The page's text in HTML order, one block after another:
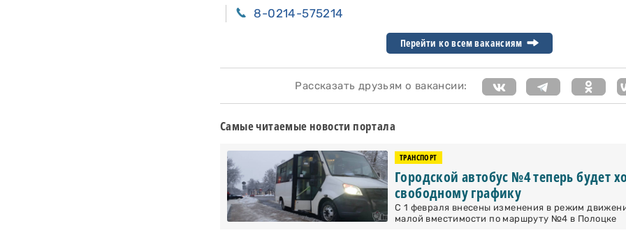
8-0214-575214
Перейти ко всем вакансиям
Рассказать друзьям о вакансии:
Самые читаемые новости портала
ТРАНСПОРТ
Городской автобус №4 теперь будет
свободному графику
С 1 февраля внесены изменения в режим
малой вместимости по маршруту №4 в Полоцке